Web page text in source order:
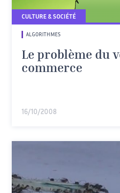
CULTURE & SOCIÉTÉ
ALGORITHMES
Le problème du
commerce
16/10/2008